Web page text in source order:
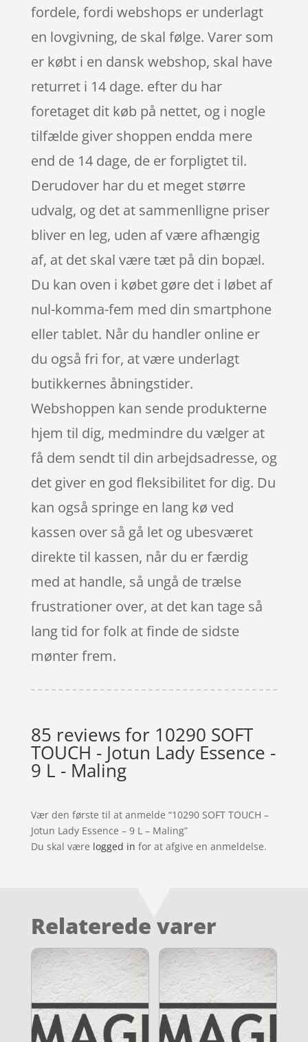
fordele, fordi webshops er underlagt
en lovgivning, de skal følge. Varer som
er købt i en dansk webshop, skal have
returret i 14 dage. efter du har
foretaget dit køb på nettet, og i nogle
tilfælde giver shoppen endda mere
end de 14 dage, de er forpligtet til.
Derudover har du et meget større
udvalg, og det at sammenlligne priser
bliver en leg, uden af være afhængig
af, at det skal være tæt på din bopæl.
Du kan oven i købet gøre det i løbet af
nul-komma-fem med din smartphone
eller tablet. Når du handler online er
du også fri for, at være underlagt
butikkernes åbningstider.
Webshoppen kan sende produkterne
hjem til dig, medmindre du vælger at
få dem sendt til din arbejdsadresse, og
det giver en god fleksibilitet for dig. Du
kan også springe en lang kø ved
kassen over så gå let og ubesværet
direkte til kassen, når du er færdig
med at handle, så ungå de trælse
frustrationer over, at det kan tage så
lang tid for folk at finde de sidste
mønter frem.
85 reviews for 10290 SOFT
TOUCH - Jotun Lady Essence -
9 L - Maling
Vær den første til at anmelde “10290 SOFT TOUCH –
Jotun Lady Essence – 9 L – Maling”
Du skal være logged in for at afgive en anmeldelse.
Relaterede varer